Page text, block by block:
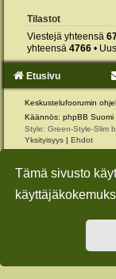
Tämä sivusto
Tilastot
Viestejä yhteensä
yhteensä 4766 •
Etusivu
Keskustelufoorumin
Käännös: phpBB Suomi
Style: Green-Style-Slim
Yksityisyys | Ehdot